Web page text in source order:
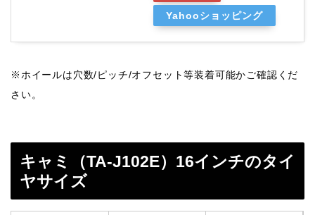
Yahooショッピング
※ホイールは穴数/ピッチ/オフセット等装着可能かご確認くだ
さい。
キャミ（TA-J102E）16インチのタイ
ヤサイズ